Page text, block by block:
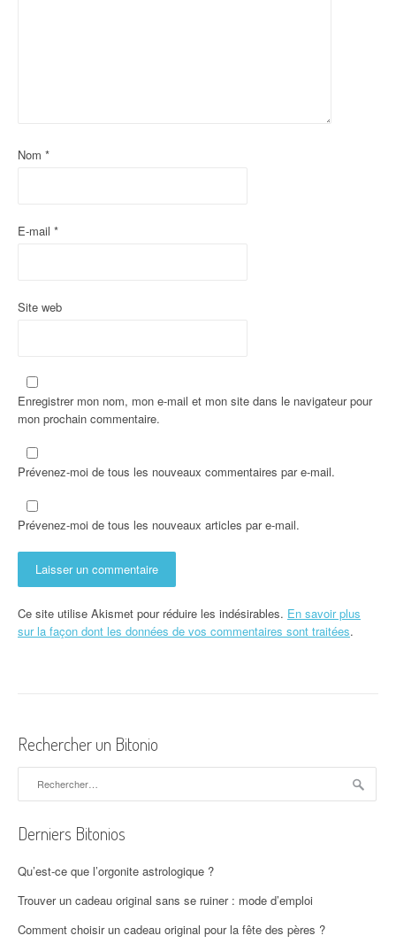
r
i
l
Nom *
E-mail *
Site web
Enregistrer mon nom, mon e-mail et mon site dans le navigateur pour
mon prochain commentaire.
Prévenez-moi de tous les nouveaux commentaires par e-mail.
Prévenez-moi de tous les nouveaux articles par e-mail.
Ce site utilise Akismet pour réduire les indésirables. En savoir plus
sur la façon dont les données de vos commentaires sont traitées.
Rechercher un Bitonio
Derniers Bitonios
Qu’est-ce que l’orgonite astrologique ?
Trouver un cadeau original sans se ruiner : mode d’emploi
Comment choisir un cadeau original pour la fête des pères ?